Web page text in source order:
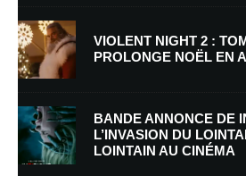
Nom*
E-mail* Site
VIOLENT NIGHT 2 :
PROLONGE NOËL EN
BANDE ANNONCE DE
L’INVASION DU
LOINTAIN AU CINÉMA